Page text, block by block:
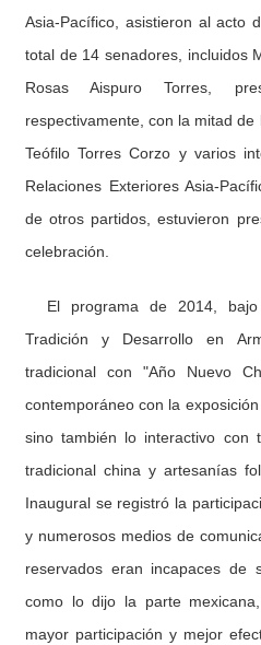
Asia-Pacífico, asistieron al acto
total de 14 senadores, incluidos
Rosas Aispuro Torres,
respectivamente, con la mitad
Teófilo Torres Corzo y varios
Relaciones Exteriores Asia-
de otros partidos, estuvieron
celebración.
El programa de 2014,
Tradición y Desarrollo en
tradicional con "Año Nuevo
contemporáneo con la
sino también lo interactivo con
tradicional china y artesanías
Inaugural se registró la
y numerosos medios de
reservados eran incapaces de
como lo dijo la parte
mayor participación y mejor